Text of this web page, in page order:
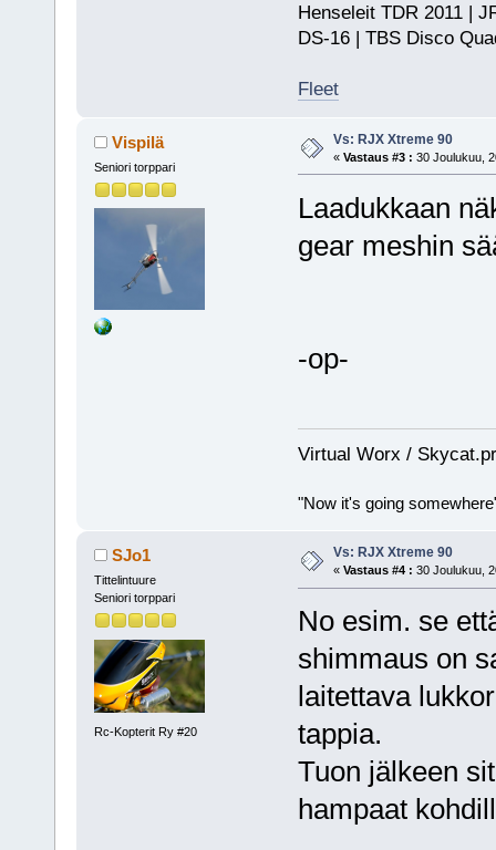
Henseleit TDR 2011 |
DS-16 | TBS Disco
Fleet
Vispilä
Seniori torppari
Vs: RJX Xtreme 90
« Vastaus #3 : 30 Joulukuu,
Laadukkaan
gear meshin
-op-
Virtual Worx /
"Now it's going
SJo1
Tittelintuure
Seniori torppari
Rc-Kopterit Ry #20
Vs: RJX Xtreme 90
« Vastaus #4 : 30 Joulukuu,
No esim. se
shimmaus on
laitettava
tappia.
Tuon jälkeen
hampaat